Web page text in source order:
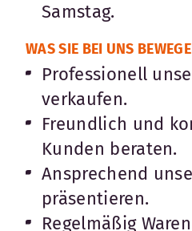
Samstag.
WAS SIE BEI UNS
Professionell
verkaufen.
Freundlich und
Kunden beraten.
Ansprechend
präsentieren.
Regelmäßig